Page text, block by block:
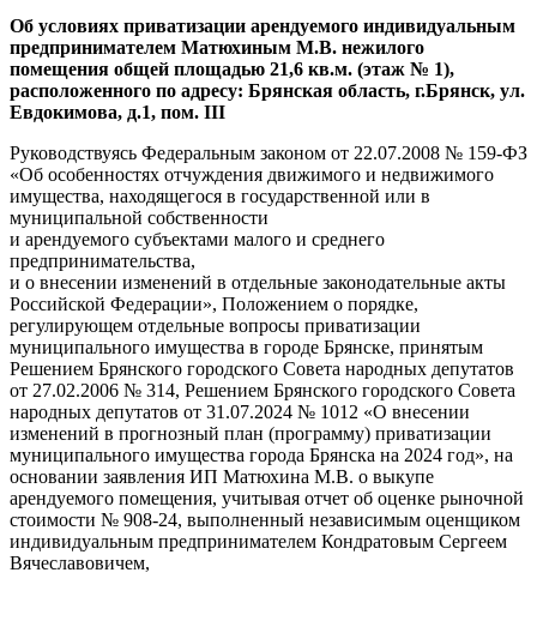
Об условиях приватизации арендуемого индивидуальным
предпринимателем Матюхиным М.В. нежилого
помещения общей площадью 21,6 кв.м. (этаж № 1),
расположенного по адресу: Брянская область, г.Брянск, ул.
Евдокимова, д.1, пом. III
Руководствуясь Федеральным законом от 22.07.2008 № 159-ФЗ
«Об особенностях отчуждения движимого и недвижимого
имущества, находящегося в государственной или в
муниципальной собственности
и арендуемого субъектами малого и среднего
предпринимательства,
и о внесении изменений в отдельные законодательные акты
Российской Федерации», Положением о порядке,
регулирующем отдельные вопросы приватизации
муниципального имущества в городе Брянске, принятым
Решением Брянского городского Совета народных депутатов
от 27.02.2006 № 314, Решением Брянского городского Совета
народных депутатов от 31.07.2024 № 1012 «О внесении
изменений в прогнозный план (программу) приватизации
муниципального имущества города Брянска на 2024 год», на
основании заявления ИП Матюхина М.В. о выкупе
арендуемого помещения, учитывая отчет об оценке рыночной
стоимости № 908-24, выполненный независимым оценщиком
индивидуальным предпринимателем Кондратовым Сергеем
Вячеславовичем,